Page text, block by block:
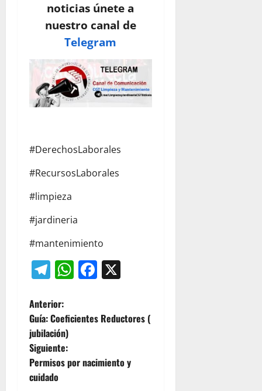
noticias únete a
nuestro canal de
Telegram
#DerechosLaborales
#RecursosLaborales
#limpieza
#jardineria
#mantenimiento
Telegram
WhatsApp
Facebook
N
a
v
e
Anterior:
Guía: Coeficientes Reductores (
jubilación)
Siguiente:
Permisos por nacimiento y
cuidado